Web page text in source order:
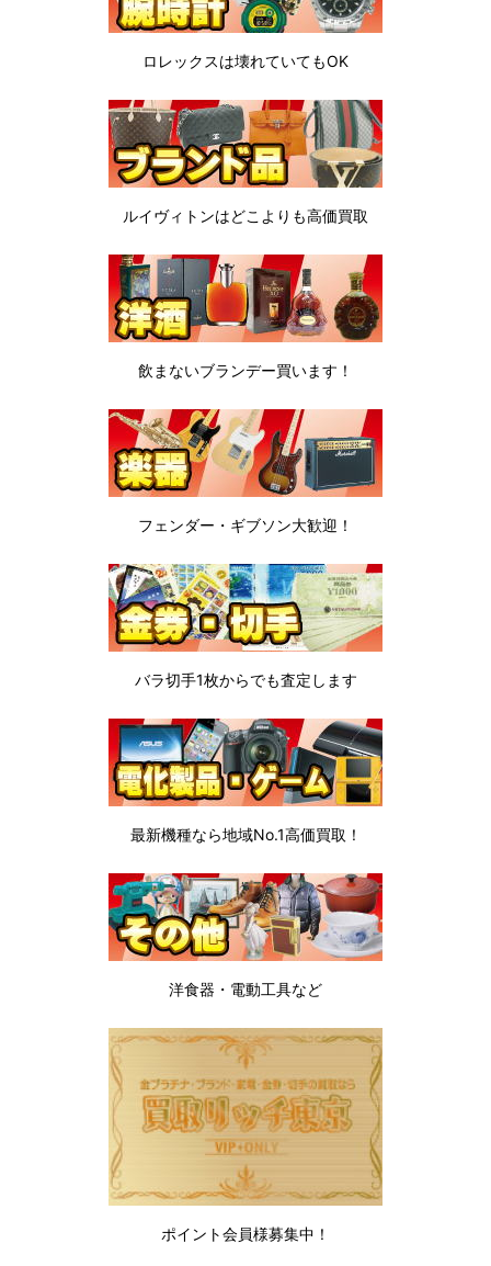
ロレックスは壊れていてもOK
ルイヴィトンはどこよりも高価買取
飲まないブランデー買います！
フェンダー・ギブソン大歓迎！
バラ切手1枚からでも査定します
最新機種なら地域No.1高価買取！
洋食器・電動工具など
ポイント会員様募集中！